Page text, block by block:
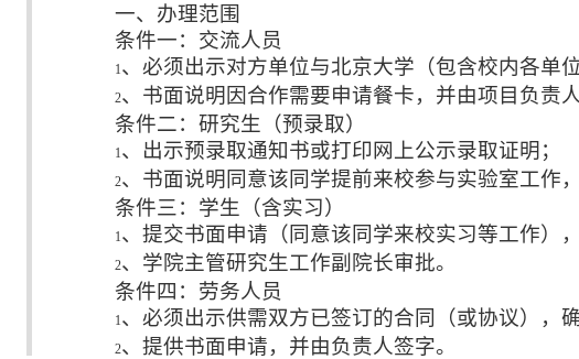
一、办理范围
条件一：交流人员
1、必须出示对方单位与北京大学（包含校内各单
2、书面说明因合作需要申请餐卡，并由项目负责人
条件二：研究生（预录取）
1、出示预录取通知书或打印网上公示录取证明；
2、书面说明同意该同学提前来校参与实验室工作
条件三：学生（含实习）
1、提交书面申请（同意该同学来校实习等工作）
2、学院主管研究生工作副院长审批。
条件四：劳务人员
1、必须出示供需双方已签订的合同（或协议），
2、提供书面申请，并由负责人签字。